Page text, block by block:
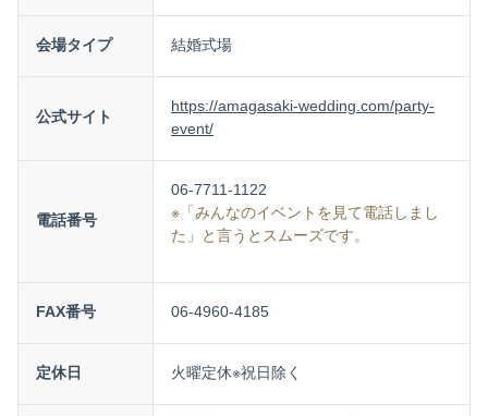
会場タイプ 結婚式場
公式サイト
https://amagasaki-wedding.com/party-
event/
電話番号
06-7711-1122
※「みんなのイベントを見て電話しまし
た」と言うとスムーズです。
FAX番号 06-4960-4185
定休日 火曜定休※祝日除く